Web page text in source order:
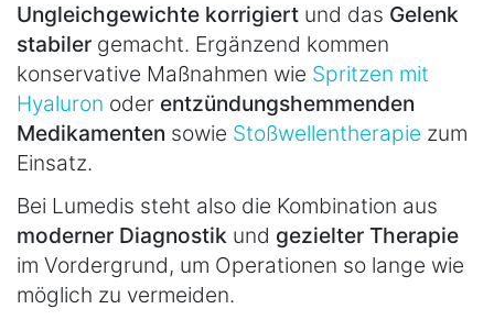
Ungleichgewichte korrigiert und das Gelenk
stabiler gemacht. Ergänzend kommen
konservative Maßnahmen wie Spritzen mit
Hyaluron oder entzündungshemmenden
Medikamenten sowie Stoßwellentherapie zum
Einsatz.
Bei Lumedis steht also die Kombination aus
moderner Diagnostik und gezielter Therapie
im Vordergrund, um Operationen so lange wie
möglich zu vermeiden.